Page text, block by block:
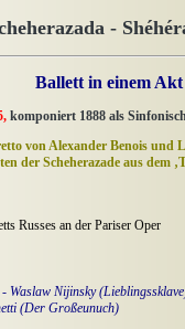
-
Ballett in einem Akt
komponiert 1888 als
vonAlexander Benois und
der Scheherazade aus dem
Russes an der Pariser Oper
Waslaw Nijinsky
(Der Großeunuch)